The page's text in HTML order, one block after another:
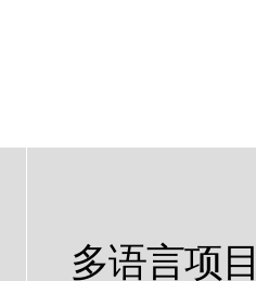
多语言项目